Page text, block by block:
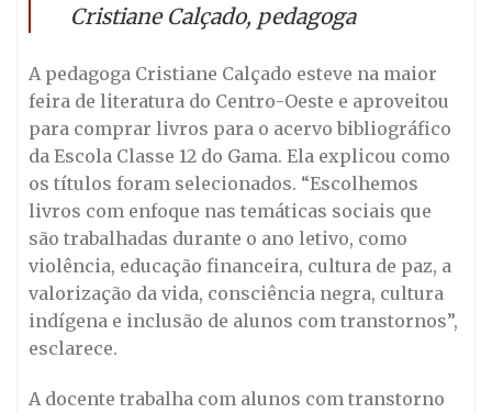
Cristiane Calçado, pedagoga
A pedagoga Cristiane Calçado esteve na maior
feira de literatura do Centro-Oeste e aproveitou
para comprar livros para o acervo bibliográfico
da Escola Classe 12 do Gama. Ela explicou como
os títulos foram selecionados. “Escolhemos
livros com enfoque nas temáticas sociais que
são trabalhadas durante o ano letivo, como
violência, educação financeira, cultura de paz, a
valorização da vida, consciência negra, cultura
indígena e inclusão de alunos com transtornos”,
esclarece.
A docente trabalha com alunos com transtorno